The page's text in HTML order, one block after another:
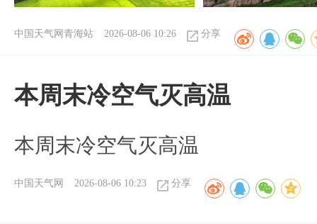
中国天气网青海站 2026-08-06 10:26 分享
本周末冷空气灭高温
本周末冷空气灭高温
中国天气网 2026-08-06 10:23 分享